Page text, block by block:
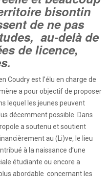
bisontin
de ne pas
au-delà de
de licence,
Coudry est l’élu en charge de
a pour objectif de proposer
lequel les jeunes peuvent
décemment possible. Dans
a soutenu et soutient
au (Li)ve, le lieu
à la naissance d’une
étudiante ou encore a
abordable concernant les